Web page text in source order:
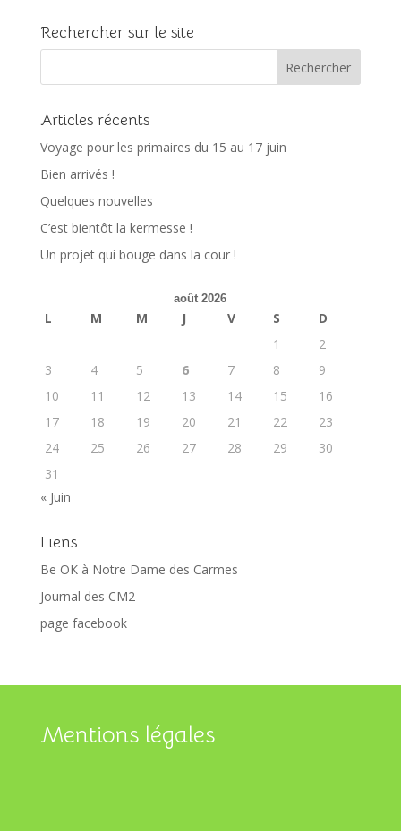
Rechercher sur le site
Articles récents
Voyage pour les primaires du 15 au 17 juin
Bien arrivés !
Quelques nouvelles
C’est bientôt la kermesse !
Un projet qui bouge dans la cour !
août 2026
L M M J V S
D
1
2
3
4 5 6 7 8
9
10
11 12 13 14 15
16
17
18 19 20 21 22
23
24
25 26 27 28 29
30
31
« Juin
Liens
Be OK à Notre Dame des Carmes
Journal des CM2
page facebook
Mentions légales